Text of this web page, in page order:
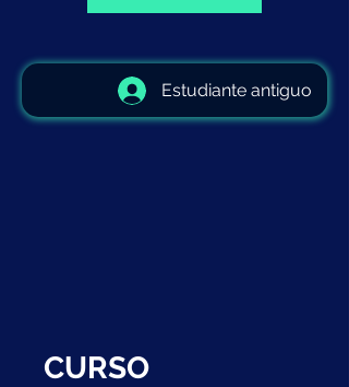
Estudiante antiguo
CURSO